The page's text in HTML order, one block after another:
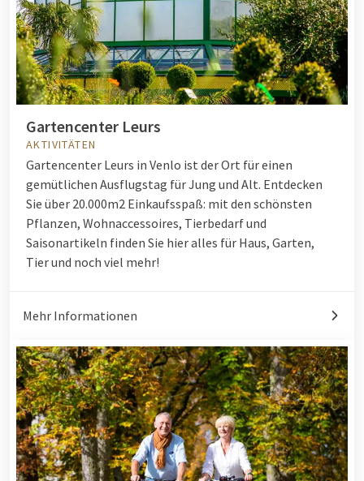
Gartencenter Leurs
AKTIVITÄTEN
Gartencenter Leurs in Venlo ist der Ort für einen
gemütlichen Ausflugstag für Jung und Alt. Entdecken
Sie über 20.000m2 Einkaufsspaß: mit den schönsten
Pflanzen, Wohnaccessoires, Tierbedarf und
Saisonartikeln finden Sie hier alles für Haus, Garten,
Tier und noch viel mehr!
Mehr Informationen